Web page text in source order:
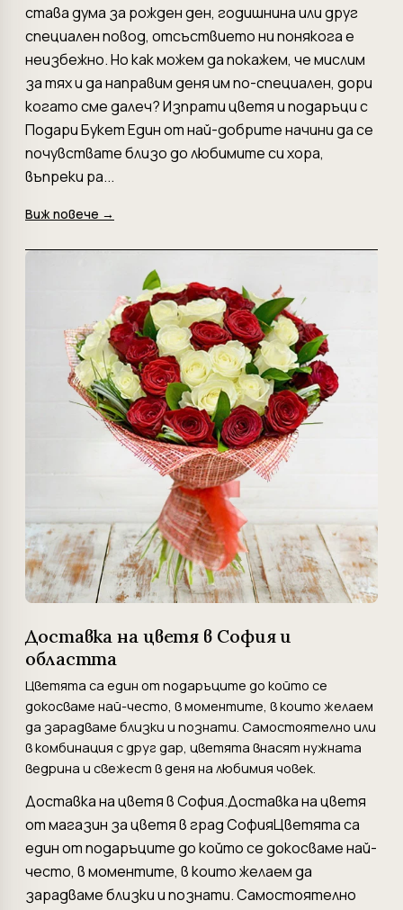
става дума за рожден ден, годишнина или друг
специален повод, отсъствието ни понякога е
неизбежно. Но как можем да покажем, че мислим
за тях и да направим деня им по-специален, дори
когато сме далеч? Изпрати цветя и подаръци с
Подари Букет Един от най-добрите начини да се
почувствате близо до любимите си хора,
въпреки ра...
Виж повече →
Доставка на цветя в София и
областта
Цветята са един от подаръците до който се
докосваме най-често, в моментите, в които желаем
да зарадваме близки и познати. Самостоятелно или
в комбинация с друг дар, цветята внасят нужната
ведрина и свежест в деня на любимия човек.
Доставка на цветя в София.Доставка на цветя
от магазин за цветя в град СофияЦветята са
един от подаръците до който се докосваме най-
често, в моментите, в които желаем да
зарадваме близки и познати. Самостоятелно